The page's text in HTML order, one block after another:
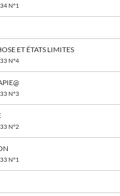
N°1
ET ÉTATS LIMITES
N°4
N°3
N°2
N°1